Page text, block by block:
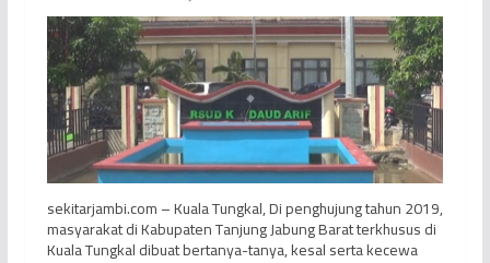
sekitarjambi.com – Kuala Tungkal, Di penghujung tahun 2019,
masyarakat di Kabupaten Tanjung Jabung Barat terkhusus di
Kuala Tungkal dibuat bertanya-tanya, kesal serta kecewa